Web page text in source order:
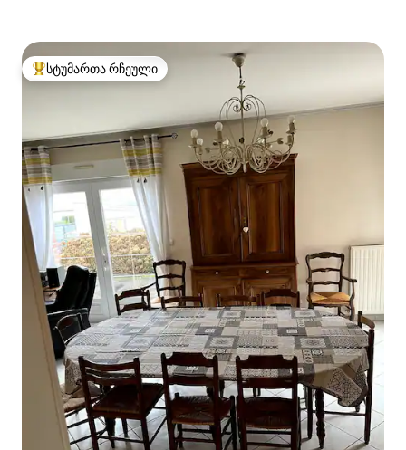
სტუმართა რჩეული მოწინავე ვარიანტი
სტუმართა რჩეული